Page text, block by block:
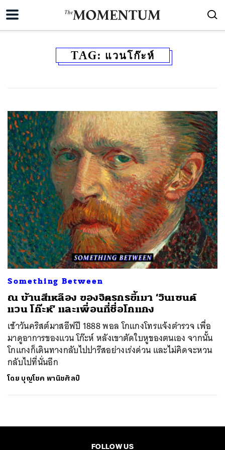
TAG: แวนโก๊ะห์
Something Between
ณ บ้านสีเหลือง ของจิตรกรขี้เมา ‘วินเซนต์
แวน โก๊ะห์’ และเพื่อนที่ชื่อโกแกง
เช้าวันคริสต์มาสอีฟปี 1888 พอล โกแกงโทรแจ้งตำรวจ เพื่อ
มาดูอาการของแวน โก๊ะห์ หลังเขาตัดใบหูของตนเอง จากนั้น
โกแกงก็เดินทางกลับไปปารีสอย่างเร่งด่วน และไม่คิดจะหวน
กลับไปที่นั่นอีก
โดย บุญโชค พานิชศิลป์
FOLLOW US
ค้นหา
SHARE TWEET LINE EMAIL